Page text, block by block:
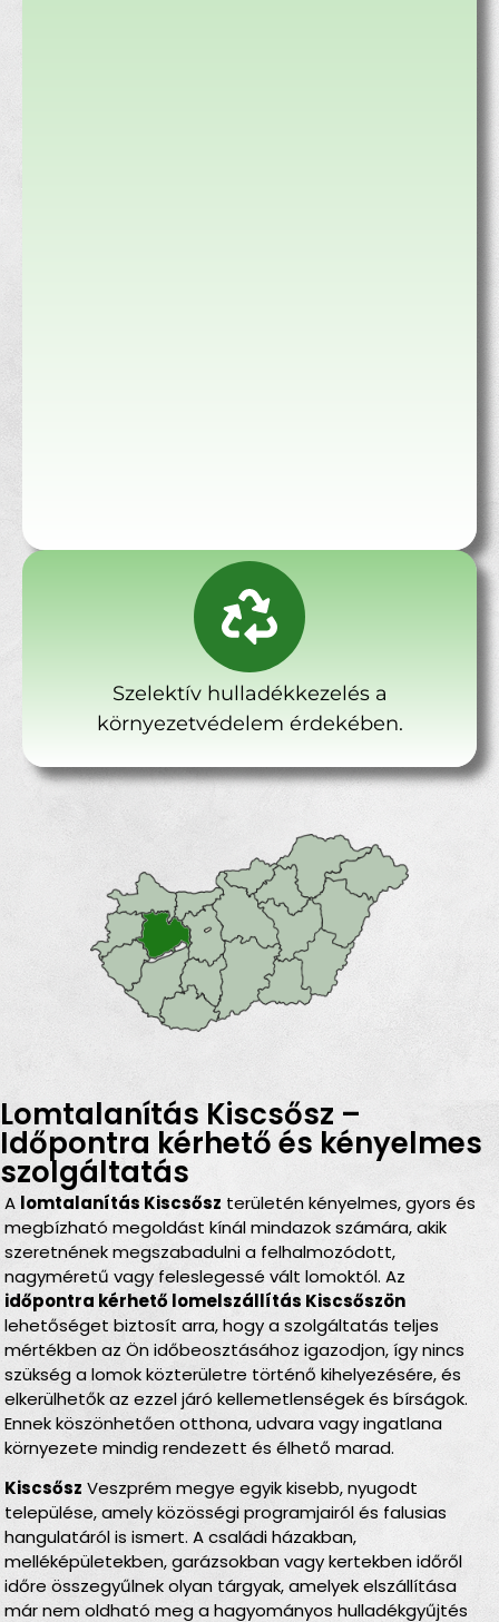
Szelektív hulladékkezelés a
környezetvédelem érdekében.
Lomtalanítás Kiscsősz –
Időpontra kérhető és kényelmes
szolgáltatás
A lomtalanítás Kiscsősz területén kényelmes, gyors és
megbízható megoldást kínál mindazok számára, akik
szeretnének megszabadulni a felhalmozódott,
nagyméretű vagy feleslegessé vált lomoktól. Az
időpontra kérhető lomelszállítás Kiscsőszön
lehetőséget biztosít arra, hogy a szolgáltatás teljes
mértékben az Ön időbeosztásához igazodjon, így nincs
szükség a lomok közterületre történő kihelyezésére, és
elkerülhetők az ezzel járó kellemetlenségek és bírságok.
Ennek köszönhetően otthona, udvara vagy ingatlana
környezete mindig rendezett és élhető marad.
Kiscsősz Veszprém megye egyik kisebb, nyugodt
települése, amely közösségi programjairól és falusias
hangulatáról is ismert. A családi házakban,
melléképületekben, garázsokban vagy kertekben időről
időre összegyűlnek olyan tárgyak, amelyek elszállítása
már nem oldható meg a hagyományos hulladékgyűjtés